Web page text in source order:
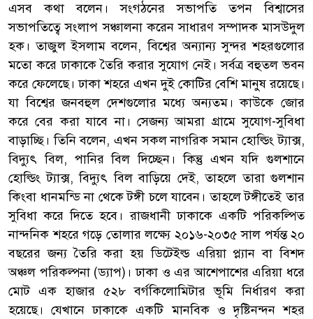
এসব কথা বলেন। সংগঠনের সভাপতি তপন বিশ্বাসের
সভাপতিত্বে সংলাপ সঞ্চালনা করেন সাধারণ সম্পাদক মাসউদুল
হক। তাজুল ইসলাম বলেন, বিশ্বের অন্যান্য সুন্দর শহরগুলোর
মতো করে ঢাকাকে তৈরি করার সুযোগ নেই। সর্বত্র বহুতল ভবন
করে ফেলেছে। ঢাকা শহরে এখন দুই কোটির বেশি মানুষ রয়েছে।
যা বিশ্বের জনবহুল দেশগুলোর মধ্যে অন্যতম। কাউকে জোর
করে বের করা যাবে না। সেজন্য আমরা গ্রামে সুযোগ-সুবিধা
বাড়াচ্ছি। তিনি বলেন, এখন সকল নাগরিক সমান হোল্ডিং ট্যাক্স,
বিদ্যুৎ বিল, পানির বিল দিচ্ছেন। কিন্তু এখন যদি গুলশানে
হোল্ডিং ট্যাক্স, বিদ্যুৎ বিল বাড়িয়ে দেই, তাহলে তারা গুলশান
কিংবা ধানমন্ডি না থেকে টঙ্গী চলে যাবেন। তাহলে টঙ্গীতেই তার
সুবিধা করে দিতে হবে। রাজধানী ঢাকাকে একটি পরিকল্পিত
নান্দনিক শহরে গড়ে তোলার লক্ষ্যে ২০১৬-২০৩৫ সাল পর্যন্ত ২০
বছরের জন্য তৈরি করা হয় ডিটেইল্ড এরিয়া প্ল্যান বা বিশদ
অঞ্চল পরিকল্পনা (ড্যাপ)। ঢাকা ও এর আশেপাশের এরিয়া ধরে
মোট এক হাজার ৫২৮ বর্গকিলোমিটার ভূমি নির্ধারণ করা
হয়েছে। যেখানে ঢাকাকে একটি মানবিক ও দৃষ্টিনন্দন শহর